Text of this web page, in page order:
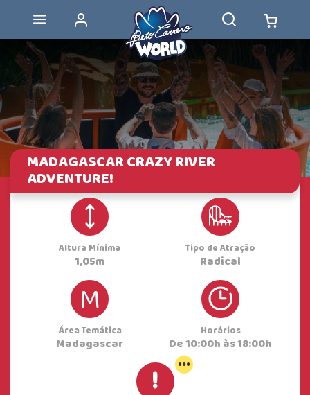
MADAGASCAR CRAZY RIVER
ADVENTURE!
Altura Mínima
1,05m
Tipo de Atração
M
Área Temática
Madagascar
Horários
De 10:00h às 18:00h
...